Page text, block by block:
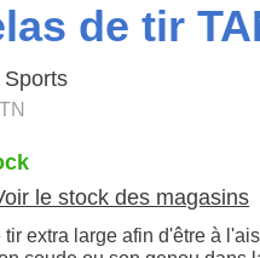
de tir
le stock des magasins
tir extra large afin d'être à